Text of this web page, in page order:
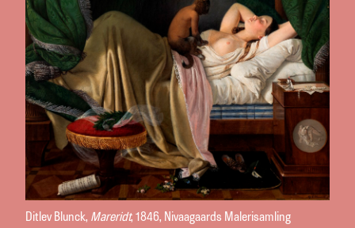
Ditlev Blunck, Mareridt, 1846, Nivaagaards Malerisamling